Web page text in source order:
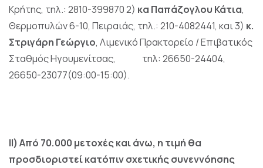
Κρήτης, τηλ.: 2810-399870 2) κα Παπάζογλου Κάτια,
Θερμοπυλών 6-10, Πειραιάς, τηλ.: 210-4082441, και 3) κ.
Στριγάρη Γεώργιο, Λιμενικό Πρακτορείο / Επιβατικός
Σταθμός Ηγουμενίτσας, τηλ: 26650-24404,
26650-23077(09:00-15:00).
ΙΙ) Από 70.000 μετοχές και άνω, η τιμή θα
προσδιοριστεί κατόπιν σχετικής συνεννόησης